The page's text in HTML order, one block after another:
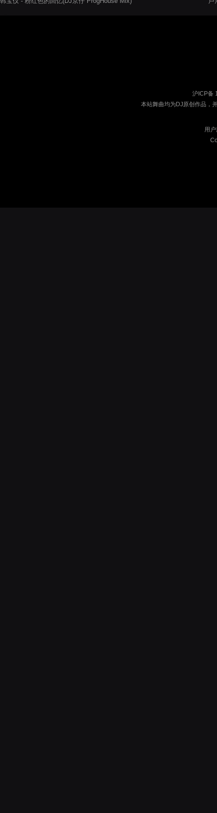
沪ICP备
本站舞曲均为DJ原创作品，
用